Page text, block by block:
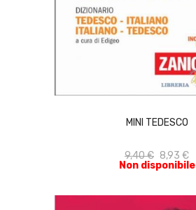
MINI TEDESCO
9,40 € 8,93 €
Non disponibile